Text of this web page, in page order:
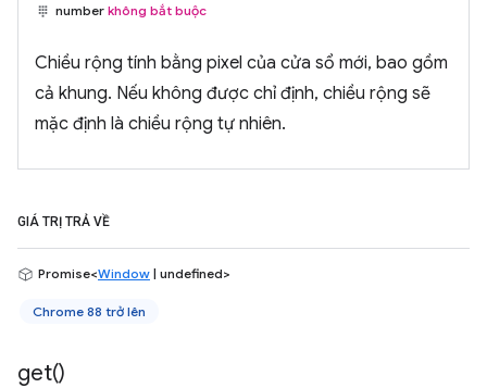
number không bắt buộc
Chiều rộng tính bằng pixel của cửa sổ mới, bao gồm
cả khung. Nếu không được chỉ định, chiều rộng sẽ
mặc định là chiều rộng tự nhiên.
GIÁ TRỊ TRẢ VỀ
Promise<Window | undefined>
Chrome 88 trở lên
get()